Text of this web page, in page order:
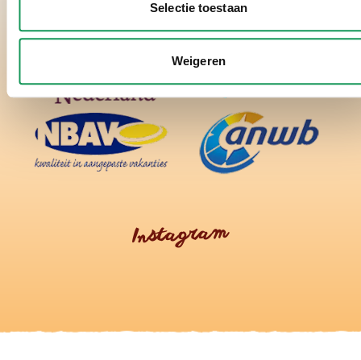
Selectie toestaan
Weigeren
Instagram